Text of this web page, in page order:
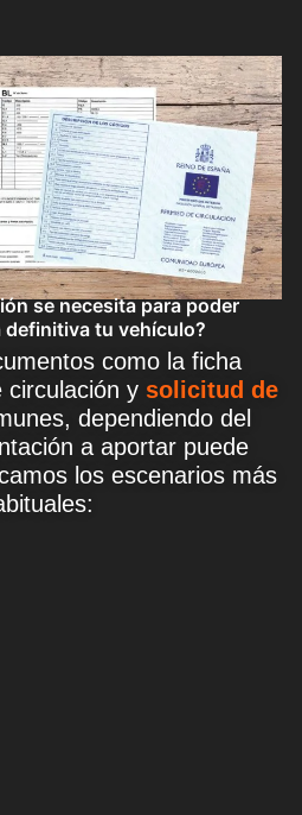
se necesita para poder
definitiva tu vehículo?
como la ficha
circulación y solicitud de
dependiendo del
a aportar puede
los escenarios más